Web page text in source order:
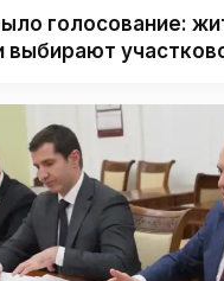
голосование:
выбирают